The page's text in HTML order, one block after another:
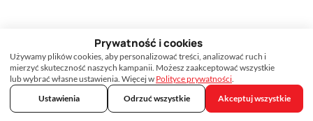
Prywatność i cookies
Używamy plików cookies, aby personalizować treści, analizować ruch i
mierzyć skuteczność naszych kampanii. Możesz zaakceptować wszystkie
lub wybrać własne ustawienia. Więcej w Polityce prywatności.
Ustawienia
Odrzuć wszystkie Akceptuj wszystkie